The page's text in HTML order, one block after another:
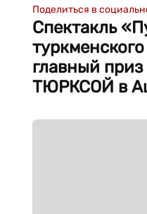
Поделиться в
Спектакль
главный
ТЮРКСОЙ в